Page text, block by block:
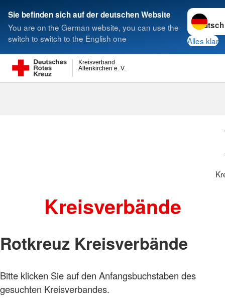
Sie befinden sich auf der deutschen Website
You are on the German website, you can use the
switch to switch to the English one
Sprache
Alles klar
Altenkirchen e. V.
Kreisverband
Suche
Kreisverbände
Rotkreuz Kreisverbände
Bitte klicken Sie auf den Anfangsbuchstaben des
gesuchten Kreisverbandes.